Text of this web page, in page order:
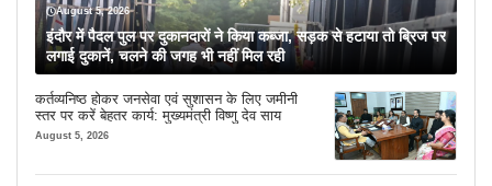
August 5, 2026
इंदौर में पैदल पुल पर दुकानदारों ने किया कब्जा, सड़क से हटाया तो ब्रिज पर
लगाई दुकानें, चलने की जगह भी नहीं मिल रही
कर्तव्यनिष्ठ होकर जनसेवा एवं सुशासन के लिए जमीनी
स्तर पर करें बेहतर कार्य: मुख्यमंत्री विष्णु देव साय
August 5, 2026